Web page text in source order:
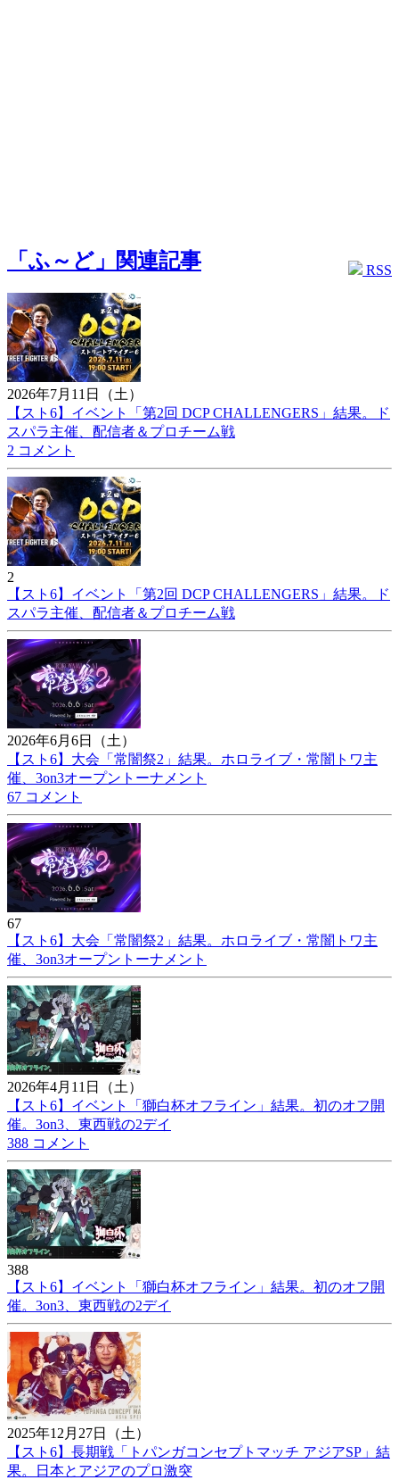
RSS
「ふ～ど」関連記事
2026年7月11日（土）
【スト6】イベント「第2回 DCP CHALLENGERS」結果。ド
スパラ主催、配信者＆プロチーム戦
2 コメント
2
【スト6】イベント「第2回 DCP CHALLENGERS」結果。ド
スパラ主催、配信者＆プロチーム戦
2026年6月6日（土）
【スト6】大会「常闇祭2」結果。ホロライブ・常闇トワ主
催、3on3オープントーナメント
67 コメント
67
【スト6】大会「常闇祭2」結果。ホロライブ・常闇トワ主
催、3on3オープントーナメント
2026年4月11日（土）
【スト6】イベント「獅白杯オフライン」結果。初のオフ開
催。3on3、東西戦の2デイ
388 コメント
388
【スト6】イベント「獅白杯オフライン」結果。初のオフ開
催。3on3、東西戦の2デイ
2025年12月27日（土）
【スト6】長期戦「トパンガコンセプトマッチ アジアSP」結
果。日本とアジアのプロ激突